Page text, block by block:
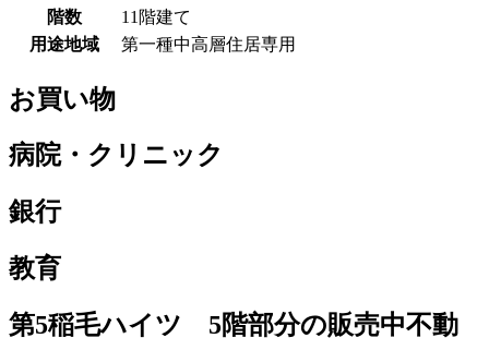
階数
11階建て
用途地域
第一種中高層住居専用
お買い物
病院・クリニック
銀行
教育
第5稲毛ハイツ 5階部分の販売中不動